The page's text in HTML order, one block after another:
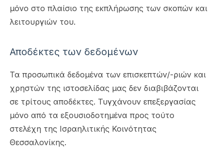
μόνο στο πλαίσιο της εκπλήρωσης των σκοπών και
λειτουργιών του.
Αποδέκτες των δεδομένων
Τα προσωπικά δεδομένα των επισκεπτών/-ριών και
χρηστών της ιστοσελίδας μας δεν διαβιβάζονται
σε τρίτους αποδέκτες. Τυγχάνουν επεξεργασίας
μόνο από τα εξουσιοδοτημένα προς τούτο
στελέχη της Ισραηλιτικής Κοινότητας
Θεσσαλονίκης.